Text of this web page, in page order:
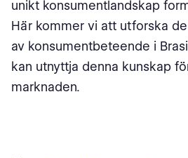
unikt konsumentlandskap
Här kommer vi att utforska
av konsumentbeteende i
kan utnyttja denna kunskap
marknaden.